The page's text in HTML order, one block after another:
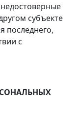
субъекте
последнего,
с